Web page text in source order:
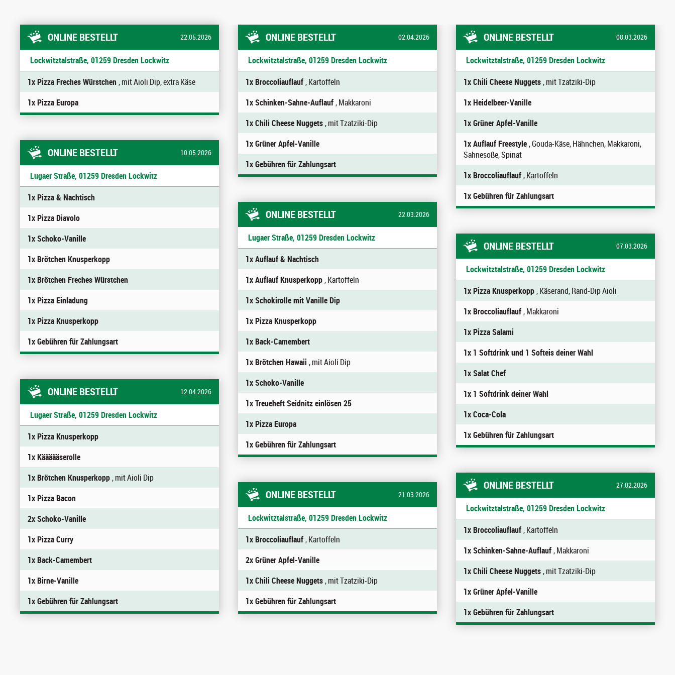
ONLINE BESTELLT 22.05.2026
Lockwitztalstraße, 01259 Dresden Lockwitz
1x Pizza Freches Würstchen, mit Aioli Dip, extra Käse
1x Pizza Europa
ONLINE BESTELLT 10.05.2026
Lugaer Straße, 01259 Dresden Lockwitz
1x Pizza & Nachtisch
1x Pizza Diavolo
1x Schoko-Vanille
1x Brötchen Knusperkopp
1x Brötchen Freches Würstchen
1x Pizza Einladung
1x Pizza Knusperkopp
1x Gebühren für Zahlungsart
ONLINE BESTELLT 12.04.2026
Lugaer Straße, 01259 Dresden Lockwitz
1x Pizza Knusperkopp
1x Käääääserolle
1x Brötchen Knusperkopp, mit Aioli Dip
1x Pizza Bacon
2x Schoko-Vanille
1x Pizza Curry
1x Back-Camembert
1x Birne-Vanille
1x Gebühren für Zahlungsart
ONLINE BESTELLT 02.04.2026
Lockwitztalstraße, 01259 Dresden Lockwitz
1x Broccoliauflauf, Kartoffeln
1x Schinken-Sahne-Auflauf, Makkaroni
1x Chili Cheese Nuggets, mit Tzatziki-Dip
1x Grüner Apfel-Vanille
1x Gebühren für Zahlungsart
ONLINE BESTELLT 22.03.2026
Lugaer Straße, 01259 Dresden Lockwitz
1x Auflauf & Nachtisch
1x Auflauf Knusperkopp, Kartoffeln
1x Schokirolle mit Vanille Dip
1x Pizza Knusperkopp
1x Back-Camembert
1x Brötchen Hawaii , mit Aioli Dip
1x Schoko-Vanille
1x Treueheft Seidnitz einlösen 25
1x Pizza Europa
1x Gebühren für Zahlungsart
ONLINE BESTELLT 21.03.2026
Lockwitztalstraße, 01259 Dresden Lockwitz
1x Broccoliauflauf, Kartoffeln
2x Grüner Apfel-Vanille
1x Chili Cheese Nuggets, mit Tzatziki-Dip
1x Gebühren für Zahlungsart
ONLINE BESTELLT 08.03.2026
Lockwitztalstraße, 01259 Dresden Lockwitz
1x Chili Cheese Nuggets, mit Tzatziki-Dip
1x Heidelbeer-Vanille
1x Grüner Apfel-Vanille
1x Auflauf Freestyle, Gouda-Käse, Hähnchen, Makkaroni,
Sahnesoße, Spinat
1x Broccoliauflauf, Kartoffeln
1x Gebühren für Zahlungsart
ONLINE BESTELLT 07.03.2026
Lockwitztalstraße, 01259 Dresden Lockwitz
1x Pizza Knusperkopp, Käserand, Rand-Dip Aioli
1x Broccoliauflauf, Makkaroni
1x Pizza Salami
1x 1 Softdrink und 1 Softeis deiner Wahl
1x Salat Chef
1x 1 Softdrink deiner Wahl
1x Coca-Cola
1x Gebühren für Zahlungsart
ONLINE BESTELLT 27.02.2026
Lockwitztalstraße, 01259 Dresden Lockwitz
1x Broccoliauflauf, Kartoffeln
1x Schinken-Sahne-Auflauf, Makkaroni
1x Chili Cheese Nuggets, mit Tzatziki-Dip
1x Grüner Apfel-Vanille
1x Gebühren für Zahlungsart